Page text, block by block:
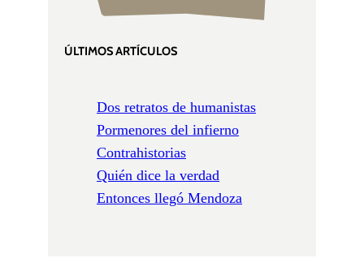
ÚLTIMOS ARTÍCULOS
Dos retratos de humanistas
Pormenores del infierno
Contrahistorias
Quién dice la verdad
Entonces llegó Mendoza